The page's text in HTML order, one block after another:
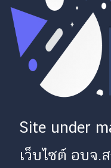
Site under
เว็บไซต์ อบจ.